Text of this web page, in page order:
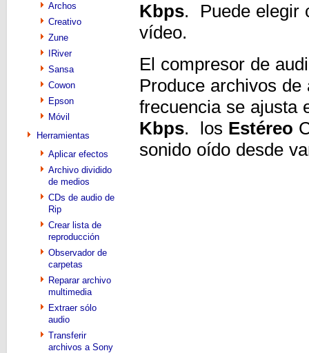
Archos
Creativo
Zune
IRiver
Sansa
Cowon
Epson
Móvil
Herramientas
Aplicar efectos
Archivo dividido
de medios
CDs de audio de
Rip
Crear lista de
reproducción
Observador de
carpetas
Reparar archivo
multimedia
Extraer sólo
audio
Transferir
archivos a Sony
Kbps. Puede elegir
vídeo.
El compresor de
Produce archivos
frecuencia se ajusta
Kbps. los Estéreo
sonido oído desde